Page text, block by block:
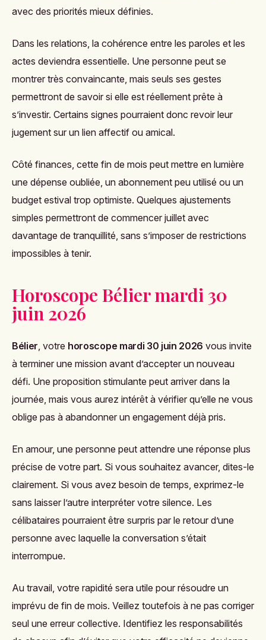
avec des priorités mieux définies.
Dans les relations, la cohérence entre les paroles et les
actes deviendra essentielle. Une personne peut se
montrer très convaincante, mais seuls ses gestes
permettront de savoir si elle est réellement prête à
s’investir. Certains signes pourraient donc revoir leur
jugement sur un lien affectif ou amical.
Côté finances, cette fin de mois peut mettre en lumière
une dépense oubliée, un abonnement peu utilisé ou un
budget estival trop optimiste. Quelques ajustements
simples permettront de commencer juillet avec
davantage de tranquillité, sans s’imposer de restrictions
impossibles à tenir.
Horoscope Bélier mardi 30
juin 2026
Bélier, votre horoscope mardi 30 juin 2026 vous invite
à terminer une mission avant d’accepter un nouveau
défi. Une proposition stimulante peut arriver dans la
journée, mais vous aurez intérêt à vérifier qu’elle ne vous
oblige pas à abandonner un engagement déjà pris.
En amour, une personne peut attendre une réponse plus
précise de votre part. Si vous souhaitez avancer, dites-le
clairement. Si vous avez besoin de temps, exprimez-le
sans laisser l’autre interpréter votre silence. Les
célibataires pourraient être surpris par le retour d’une
personne avec laquelle la conversation s’était
interrompue.
Au travail, votre rapidité sera utile pour résoudre un
imprévu de fin de mois. Veillez toutefois à ne pas corriger
seul une erreur collective. Identifiez les responsabilités